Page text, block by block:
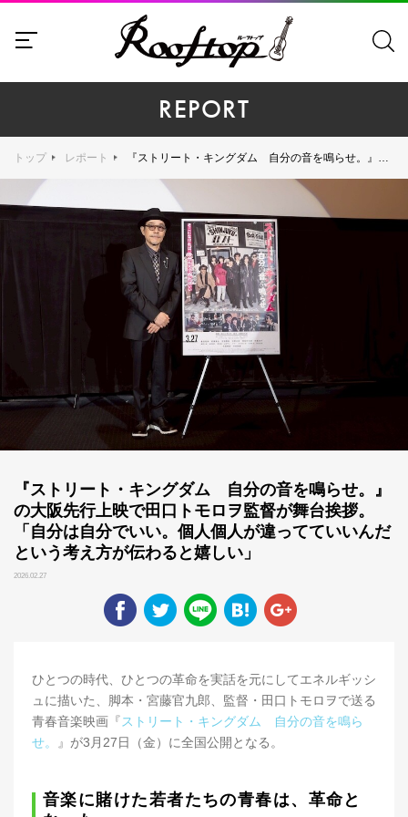
REPORT
トップ レポート 『ストリート・キングダム 自分の音を鳴らせ。』の大阪先行上映で田口トモロヲ監督が舞台挨拶。「自分は自分でいい。個人個人が違ってていいんだという考え方が伝わると嬉しい」
『ストリート・キングダム 自分の音を鳴らせ。』
の大阪先行上映で田口トモロヲ監督が舞台挨拶。
「自分は自分でいい。個人個人が違ってていいんだ
という考え方が伝わると嬉しい」
2026.02.27
ひとつの時代、ひとつの革命を実話を元にしてエネルギッシ
ュに描いた、脚本・宮藤官九郎、監督・田口トモロヲで送る
青春音楽映画『ストリート・キングダム 自分の音を鳴ら
せ。
』が3月27日（金）に全国公開となる。
音楽に賭けた若者たちの青春は、革命と